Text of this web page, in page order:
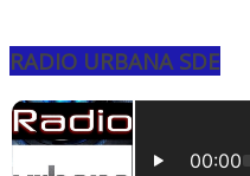
RADIO URBANA SDE